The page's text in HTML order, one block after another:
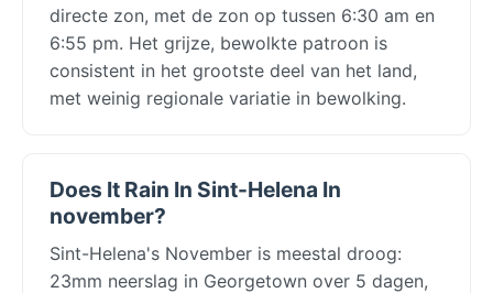
directe zon, met de zon op tussen 6:30 am en
6:55 pm. Het grijze, bewolkte patroon is
consistent in het grootste deel van het land,
met weinig regionale variatie in bewolking.
Does It Rain In Sint-Helena In
november?
Sint-Helena's November is meestal droog:
23mm neerslag in Georgetown over 5 dagen,